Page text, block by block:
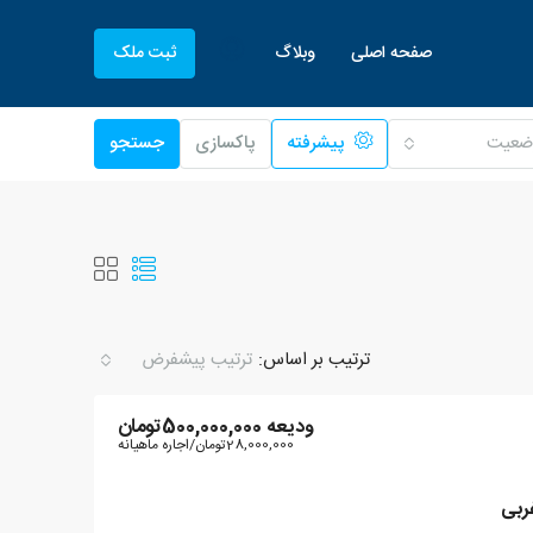
صفحه اصلی وبلاگ ثبت ملک
پیشرفته پاکسازی جستجو
ترتیب بر اساس: ترتیب پیشفرض
ودیعه 500,000,000تومان
28,000,000تومان /اجاره ماهیانه